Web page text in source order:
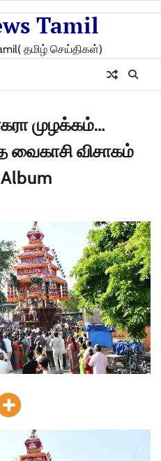
Tamil
தமிழ் செய்திகள்)
முழக்கம்…
விசாகம்